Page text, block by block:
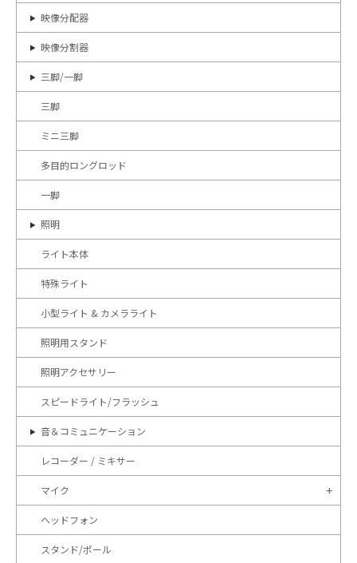
映像分配器
映像分割器
三脚/一脚
三脚
ミニ三脚
多目的ロングロッド
一脚
照明
ライト本体
特殊ライト
小型ライト & カメラライト
照明用スタンド
照明アクセサリー
スピードライト/フラッシュ
音＆コミュニケーション
レコーダー / ミキサー
マイク
ヘッドフォン
スタンド/ポール